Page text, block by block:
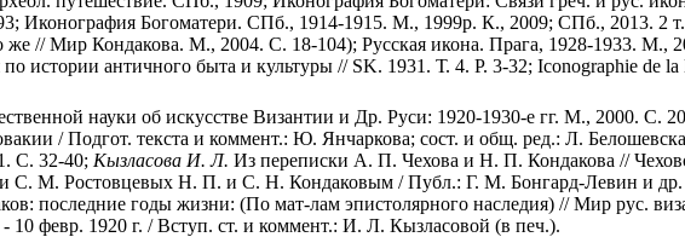
Богоматери. СПб., 1914-1915. М., 1999р. К., 2009; СПб., 2013. 2
// Мир Кондакова. М., 2004. С. 18-104); Русская икона. Прага, 1928-1933. М.,
истории античного быта и культуры // SK. 1931. Т. 4. Р. 3-32; Iconographie de
науки об искусстве Византии и Др. Руси: 1920-1930-е гг. М., 2000. С.
/ Подгот. текста и коммент.: Ю. Янчаркова; сост. и общ. ред.: Л.
С. 32-40; Кызласова И. Л. Из переписки А. П. Чехова и Н. П. Кондакова //
С. М. Ростовцевых Н. П. и С. Н. Кондаковым / Публ.: Г. М. Бонгард-Левин и
последние годы жизни: (По мат-лам эпистолярного наследия) // Мир рус.
февр. 1920 г. / Вступ. ст. и коммент.: И. Л. Кызласовой (в печ.).